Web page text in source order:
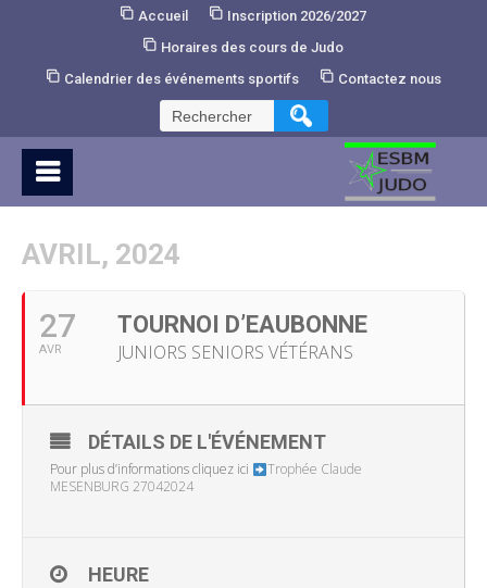
Accueil
Inscription 2026/2027
Horaires des cours de Judo
Calendrier des événements sportifs
Contactez nous
Rechercher :
AVRIL, 2024
27
AVR
TOURNOI D’EAUBONNE
JUNIORS SENIORS VÉTÉRANS
DÉTAILS DE L'ÉVÉNEMENT
Pour plus d’informations cliquez ici
Trophée Claude
MESENBURG 27042024
HEURE